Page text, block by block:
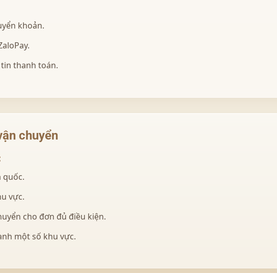
khoản.
thanh toán.
chuyển
quốc.
vực.
cho đơn đủ điều kiện.
một số khu vực.